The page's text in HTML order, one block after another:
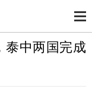
泰中两国完成